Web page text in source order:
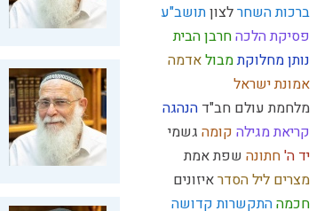
ברכות השחרלצוןתושב"ע
פסיקת הלכהחרבן הבית
נותןמחלוקתמבולאדמה
אמונת ישראל
מלחמת עולם חב"ד הנהגה
קריאת מגילה קומה גשמי
יד ה'חתונה שפת אמת
מצרים ליל הסדראיזונים
חכמההתקשרותקדושה